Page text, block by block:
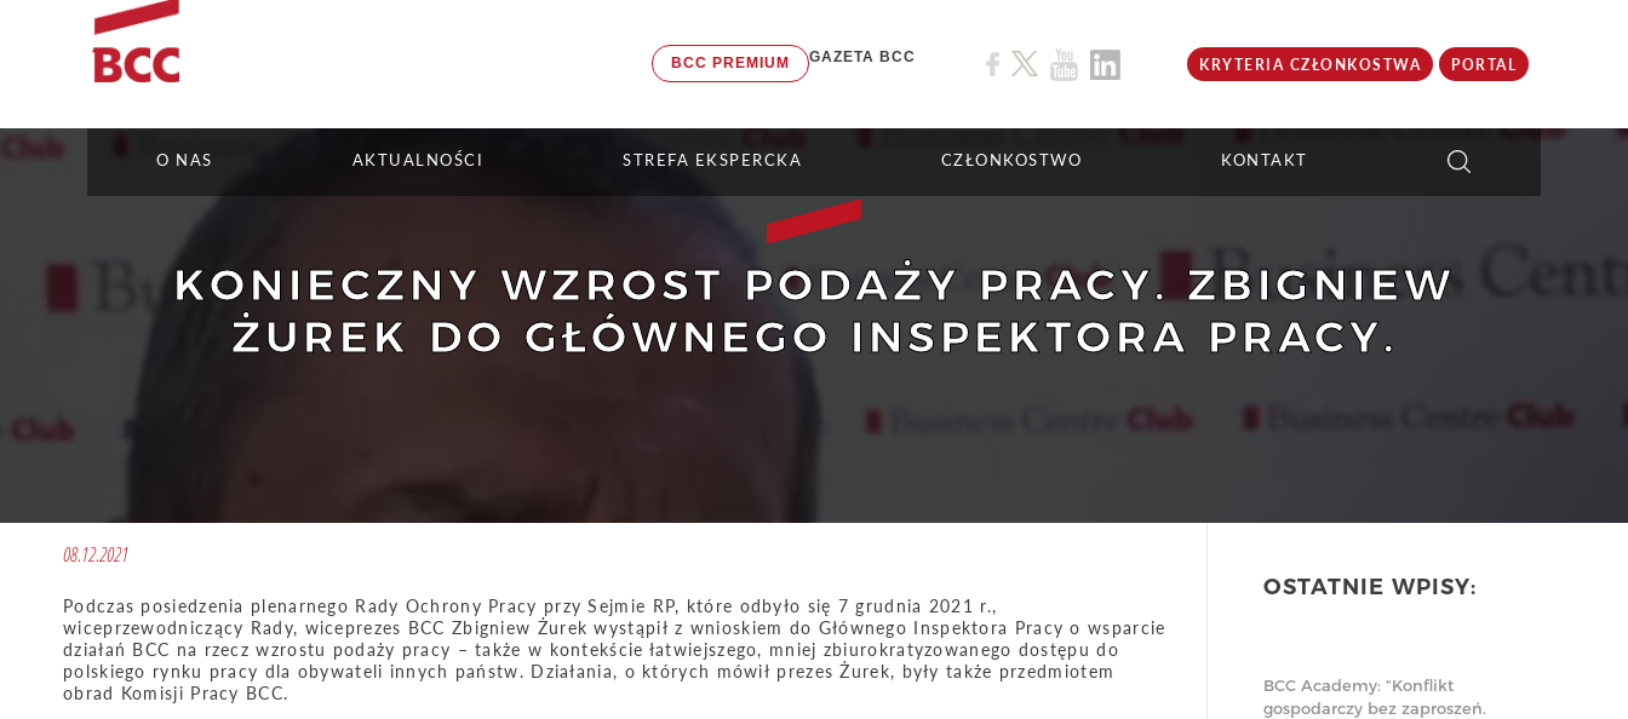
BCC PREMIUM GAZETA BCC KRYTERIA CZŁONKOSTWA PORTAL
O NAS AKTUALNOŚCI STREFA EKSPERCKA CZŁONKOSTWO KONTAKT
KONIECZNY WZROST PODAŻY PRACY. ZBIGNIEW
ŻUREK DO GŁÓWNEGO INSPEKTORA PRACY.
OSTATNIE WPISY:
BCC Academy: “Konflikt
gospodarczy bez zaproszeń.
08.12.2021
Podczas posiedzenia plenarnego Rady Ochrony Pracy przy Sejmie RP, które odbyło się 7 grudnia 2021 r.,
wiceprzewodniczący Rady, wiceprezes BCC Zbigniew Żurek wystąpił z wnioskiem do Głównego Inspektora Pracy o wsparcie
działań BCC na rzecz wzrostu podaży pracy – także w kontekście łatwiejszego, mniej zbiurokratyzowanego dostępu do
polskiego rynku pracy dla obywateli innych państw. Działania, o których mówił prezes Żurek, były także przedmiotem
obrad Komisji Pracy BCC.